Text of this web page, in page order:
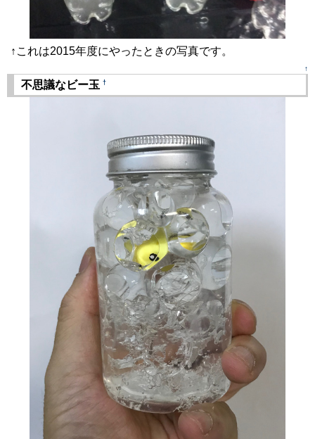
↑これは2015年度にやったときの写真です。
↑
不思議なビー玉 †